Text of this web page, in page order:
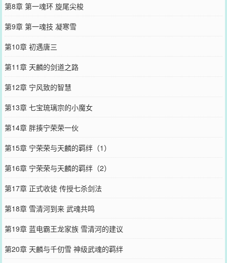
第8章 第一魂环 旋尾尖梭
第9章 第一魂技 凝寒雪
第10章 初遇唐三
第11章 天麟的剑道之路
第12章 宁风致的智慧
第13章 七宝琉璃宗的小魔女
第14章 胖揍宁荣荣一伙
第15章 宁荣荣与天麟的羁绊（1）
第16章 宁荣荣与天麟的羁绊（2）
第17章 正式收徒 传授七杀剑法
第18章 雪清河到来 武魂共鸣
第19章 蓝电霸王龙家族 雪清河的建议
第20章 天麟与千仞雪 神级武魂的羁绊